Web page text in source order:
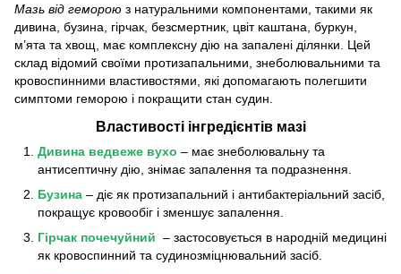
Мазь від геморою з натуральними компонентами, такими як
дивина, бузина, гірчак, безсмертник, цвіт каштана, буркун,
м’ята та хвощ, має комплексну дію на запалені ділянки. Цей
склад відомий своїми протизапальними, знеболювальними та
кровоспинними властивостями, які допомагають полегшити
симптоми геморою і покращити стан судин.
Властивості інгредієнтів мазі
Дивина ведвеже вухо – має знеболювальну та
антисептичну дію, знімає запалення та подразнення.
Бузина – діє як протизапальний і антибактеріальний засіб,
покращує кровообіг і зменшує запалення.
Гірчак почечуйний – застосовується в народній медицині
як кровоспинний та судинозміцнювальний засіб.